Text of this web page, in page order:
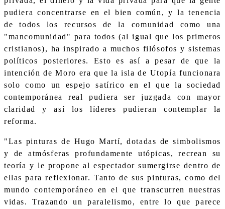
pudiera concentrarse en el bien común, y la tenencia
de todos los recursos de la comunidad como una
"mancomunidad" para todos (al igual que los primeros
cristianos), ha inspirado a muchos filósofos y sistemas
políticos posteriores. Esto es así a pesar de que la
intención de Moro era que la isla de Utopía funcionara
solo como un espejo satírico en el que la sociedad
contemporánea real pudiera ser juzgada con mayor
claridad y así los líderes pudieran contemplar la
reforma.
"Las pinturas de Hugo Martí, dotadas de simbolismos
y de atmósferas profundamente utópicas, recrean su
teoría y le propone al espectador sumergirse dentro de
ellas para reflexionar. Tanto de sus pinturas, como del
mundo contemporáneo en el que transcurren nuestras
vidas. Trazando un paralelismo, entre lo que parece